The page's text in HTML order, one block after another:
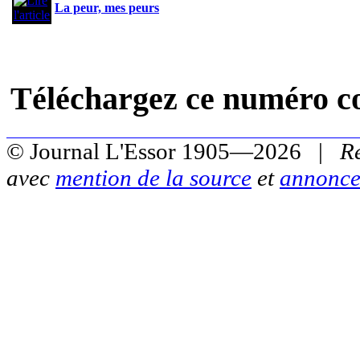
La peur, mes peurs
Téléchargez ce numéro
© Journal L'Essor 1905—2026 |
avec mention de la source et